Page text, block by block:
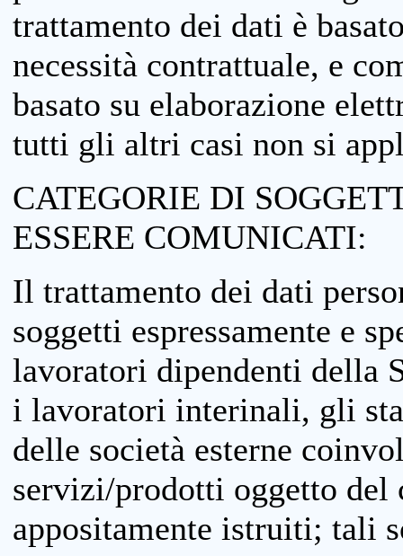
trattamento dei dati è
necessità contrattuale, e
basato su elaborazione
tutti gli altri casi non si
CATEGORIE DI
ESSERE COMUNICATI:
Il trattamento dei dati
soggetti espressamente e
lavoratori dipendenti della
i lavoratori interinali, gli
delle società esterne
servizi/prodotti oggetto
appositamente istruiti; tali